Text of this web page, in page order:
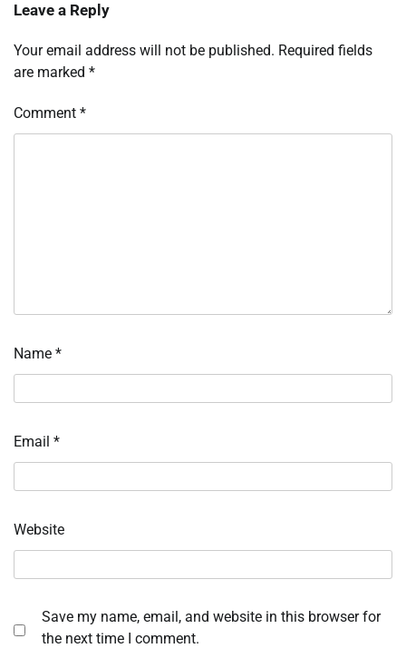
Leave a Reply
Your email address will not be published. Required fields
are marked *
Comment *
Name *
Email *
Website
Save my name, email, and website in this browser for
the next time I comment.